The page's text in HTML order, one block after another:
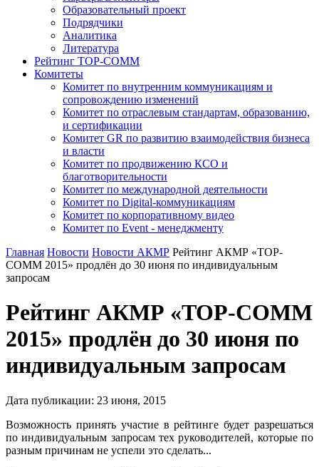
Образовательный проект
Подрядчики
Аналитика
Литература
Рейтинг TOP-COMM
Комитеты
Комитет по внутренним коммуникациям и
сопровождению изменений
Комитет по отраслевым стандартам, образованию,
и сертификации
Комитет GR по развитию взаимодействия бизнеса
и власти
Комитет по продвижению КСО и
благотворительности
Комитет по международной деятельности
Комитет по Digital-коммуникациям
Комитет по корпоративному видео
Комитет по Event - менеджменту
Главная Новости Новости АКМР Рейтинг АКМР «TOP-
COMM 2015» продлён до 30 июня по индивидуальным
запросам
Рейтинг АКМР «TOP-COMM
2015» продлён до 30 июня по
индивидуальным запросам
Дата публикации: 23 июня, 2015
Возможность принять участие в рейтинге будет разрешаться
по индивидуальным запросам тех руководителей, которые по
разным причинам не успели это сделать...